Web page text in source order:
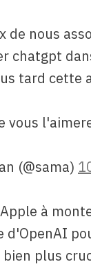
de nous
chatgpt
tard cette
vous
(@sama)
à
d'OpenAI
plus